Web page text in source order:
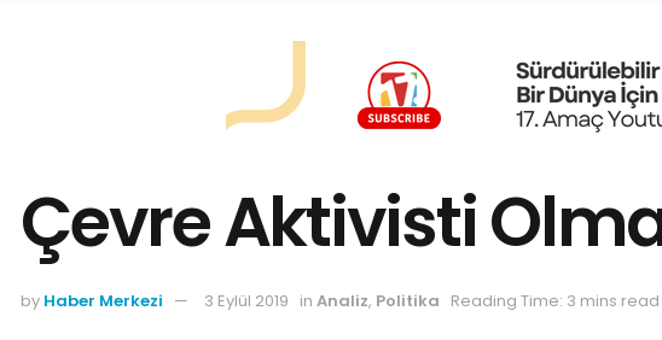
Çevre Aktivisti
by Haber Merkezi 3 Eylül 2019 in Analiz, Politika Reading Time: 3 mins read